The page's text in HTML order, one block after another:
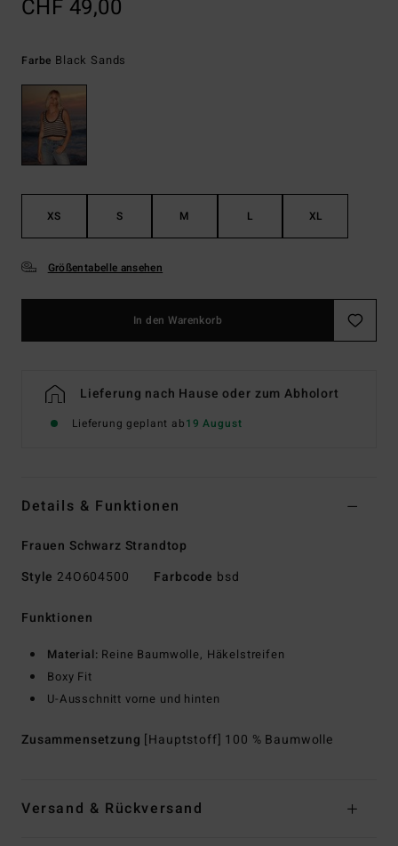
CHF 49,00
Farbe Black Sands
XS S M L XL
Größentabelle ansehen
In den Warenkorb
Lieferung nach Hause oder zum Abholort
Lieferung geplant ab19 August
Details & Funktionen
Frauen Schwarz Strandtop
Style 24O604500 Farbcode bsd
Funktionen
Material: Reine Baumwolle, Häkelstreifen
Boxy Fit
U-Ausschnitt vorne und hinten
Zusammensetzung [Hauptstoff] 100 % Baumwolle
Versand & Rückversand